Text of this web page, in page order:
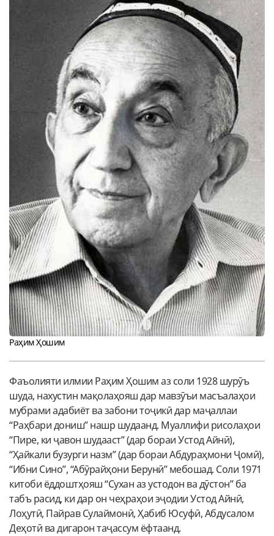
Раҳим Ҳошим
Фаъолияти илмии Раҳим Ҳошим аз соли 1928 шурӯъ
шуда, нахустин мақолаҳояш дар мавзӯъи масъалаҳои
мубрами адабиёт ва забони тоҷикӣ дар маҷаллаи
“Раҳбари дониш” нашр шудаанд. Муаллифи рисолаҳои
“Пире, ки ҷавон шудааст” (дар бораи Устод Айнӣ),
“Ҳайкали бузурги назм” (дар бораи Абдураҳмони Ҷомӣ),
“Ибни Сино”, “Абӯрайҳони Берунӣ” мебошад. Соли 1971
китоби ёддоштҳояш “Сухан аз устодон ва дӯстон” ба
табъ расид, ки дар он чеҳраҳои эҷодии Устод Айнӣ,
Лоҳутӣ, Пайрав Сулаймонӣ, Ҳабиб Юсуфӣ, Абдусалом
Деҳотӣ ва дигарон таҷассум ёфтаанд.